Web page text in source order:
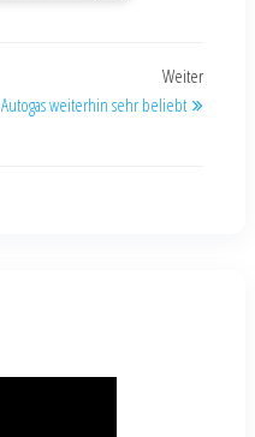
Weiter
Autogas weiterhin sehr beliebt